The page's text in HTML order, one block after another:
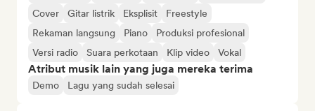
Cover
Gitar listrik Eksplisit
Freestyle
Rekaman langsung
Piano
Produksi profesional
Versi radio
Suara perkotaan Klip video Vokal
Atribut musik lain yang juga mereka terima
Demo Lagu yang sudah selesai